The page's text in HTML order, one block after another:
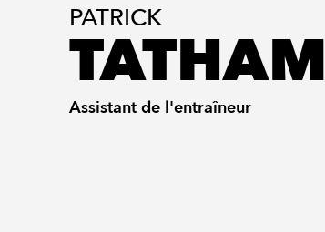
PATRICK
TATHAM
Assistant de l'entraîneur